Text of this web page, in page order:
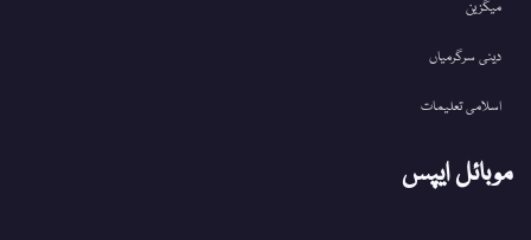
میگزین
دینی سرگرمیاں
اسلامی تعلیمات
موبائل ایپس